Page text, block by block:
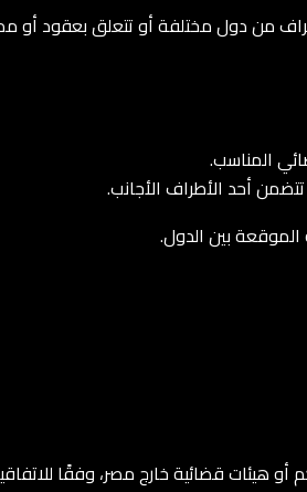
من دول مختلفة أو تتعلق بعقود أو
المناسب.
أحد الأطراف الأجانب.
الموقعة بين الدول.
هيئات قضائية خارج مصر، وفقًا